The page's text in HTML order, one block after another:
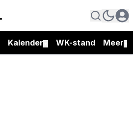
Kalender WK-stand Meer